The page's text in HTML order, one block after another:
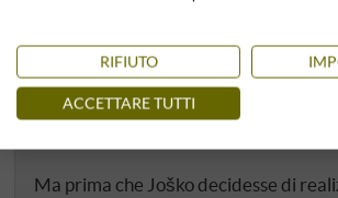
sostanza chimica. Già alla prima
abbiamo subito convenuto che questi
hanno nulla in comune con i vini
Ma prima che Joško decidesse di
RIFIUTO
ACCETTARE TUTTI